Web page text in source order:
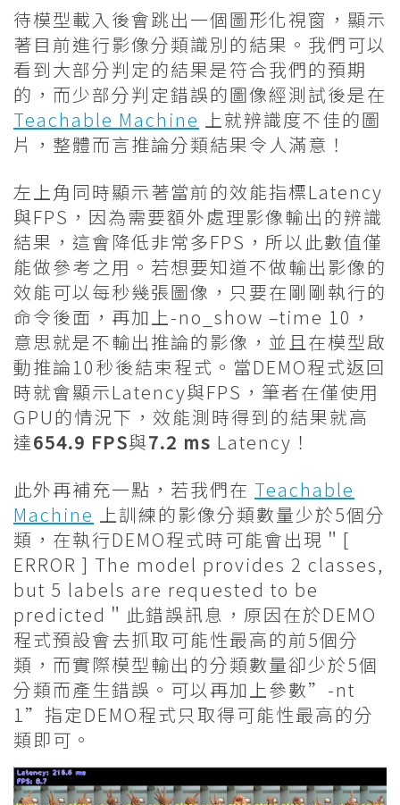
待模型載入後會跳出一個圖形化視窗，顯示
著目前進行影像分類識別的結果。我們可以
看到大部分判定的結果是符合我們的預期
的，而少部分判定錯誤的圖像經測試後是在
Teachable Machine 上就辨識度不佳的圖
片，整體而言推論分類結果令人滿意！
左上角同時顯示著當前的效能指標Latency
與FPS，因為需要額外處理影像輸出的辨識
結果，這會降低非常多FPS，所以此數值僅
能做參考之用。若想要知道不做輸出影像的
效能可以每秒幾張圖像，只要在剛剛執行的
命令後面，再加上-no_show –time 10，
意思就是不輸出推論的影像，並且在模型啟
動推論10秒後結束程式。當DEMO程式返回
時就會顯示Latency與FPS，筆者在僅使用
GPU的情況下，效能測時得到的結果就高
達654.9 FPS與7.2 ms Latency！
此外再補充一點，若我們在 Teachable
Machine 上訓練的影像分類數量少於5個分
類，在執行DEMO程式時可能會出現＂[
ERROR ] The model provides 2 classes,
but 5 labels are requested to be
predicted＂此錯誤訊息，原因在於DEMO
程式預設會去抓取可能性最高的前5個分
類，而實際模型輸出的分類數量卻少於5個
分類而產生錯誤。可以再加上參數”-nt
1”指定DEMO程式只取得可能性最高的分
類即可。